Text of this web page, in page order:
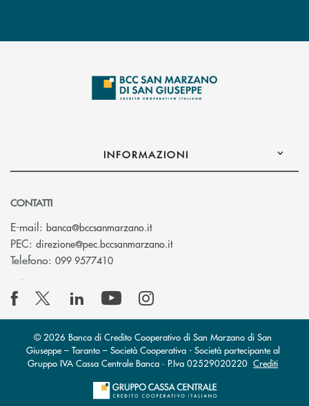
INFORMAZIONI
CONTATTI
E-mail: banca@bccsanmarzano.it(si apre l’app di posta
PEC: direzione@pec.bccsanmarzano.it(si apre l’app di posta
Telefono: 099 9577410
© 2026 Banca di Credito Cooperativo di San Marzano di San
Giuseppe – Taranto – Società Cooperativa - Società partecipante al
Gruppo IVA Cassa Centrale Banca · P.Iva 02529020220 Crediti